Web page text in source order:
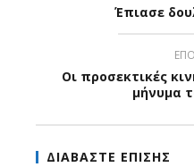
Έπιασε
Οι προσεκτικές
μήνυμα
ΔΙΑΒΑΣΤΕ ΕΠΙΣΗΣ